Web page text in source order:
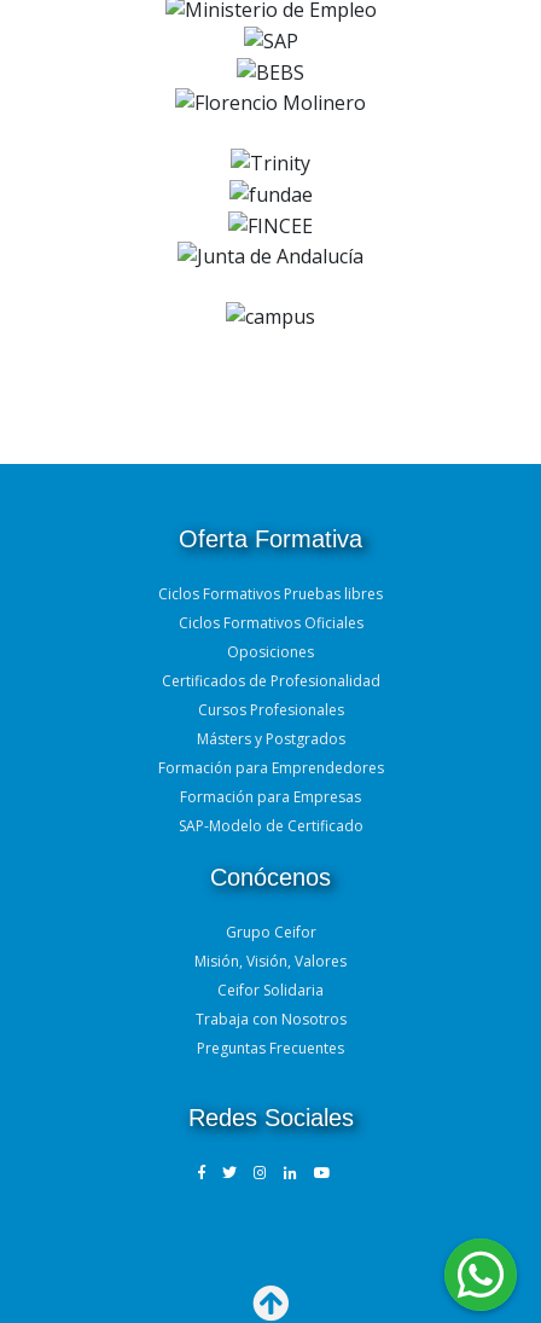
Oferta Formativa
Ciclos Formativos Pruebas libres
Ciclos Formativos Oficiales
Oposiciones
Certificados de Profesionalidad
Cursos Profesionales
Másters y Postgrados
Formación para Emprendedores
Formación para Empresas
SAP-Modelo de Certificado
Conócenos
Grupo Ceifor
Misión, Visión, Valores
Ceifor Solidaria
Trabaja con Nosotros
Preguntas Frecuentes
Redes Sociales